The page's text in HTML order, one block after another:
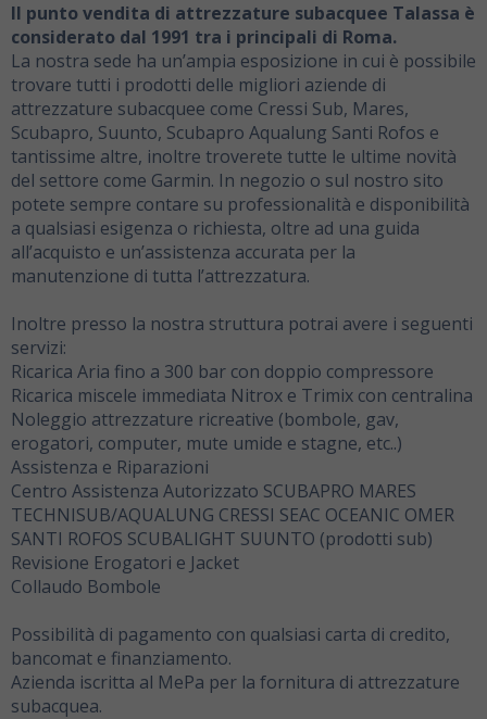
Il punto vendita di attrezzature subacquee Talassa è
considerato dal 1991 tra i principali di Roma.
La nostra sede ha un’ampia esposizione in cui è possibile
trovare tutti i prodotti delle migliori aziende di
attrezzature subacquee come Cressi Sub, Mares,
Scubapro, Suunto, Scubapro Aqualung Santi Rofos e
tantissime altre, inoltre troverete tutte le ultime novità
del settore come Garmin. In negozio o sul nostro sito
potete sempre contare su professionalità e disponibilità
a qualsiasi esigenza o richiesta, oltre ad una guida
all’acquisto e un’assistenza accurata per la
manutenzione di tutta l’attrezzatura.
Inoltre presso la nostra struttura potrai avere i seguenti
servizi:
Ricarica Aria fino a 300 bar con doppio compressore
Ricarica miscele immediata Nitrox e Trimix con centralina
Noleggio attrezzature ricreative (bombole, gav,
erogatori, computer, mute umide e stagne, etc..)
Assistenza e Riparazioni
Centro Assistenza Autorizzato SCUBAPRO MARES
TECHNISUB/AQUALUNG CRESSI SEAC OCEANIC OMER
SANTI ROFOS SCUBALIGHT SUUNTO (prodotti sub)
Revisione Erogatori e Jacket
Collaudo Bombole
Possibilità di pagamento con qualsiasi carta di credito,
bancomat e finanziamento.
Azienda iscritta al MePa per la fornitura di attrezzature
subacquea.